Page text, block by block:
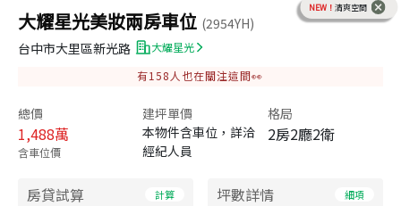
NEW！ 清爽空間
大耀星光美妝兩房車位 (2954YH)
台中市大里區新光路
大耀星光
有158 人也在關注這間👀
總價
1,488萬
含車位價
建坪單價
本物件含車位，詳洽
經紀人員
格局
2房2廳2衛
房貸試算 計算 坪數詳情 細項